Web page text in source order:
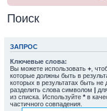
Поиск
ЗАПРОС
Ключевые слова:
Вы можете использовать + ,
которые должны быть в
которых в результатах быть
разделить слова символом |
из списка. Используйте * в
частичного совпадения.